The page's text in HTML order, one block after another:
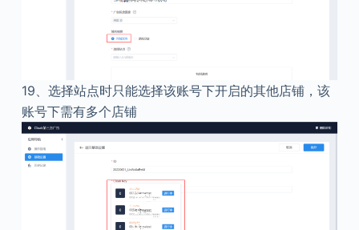
19、 选择站点时只能选择该账号下开启的其他店铺，该
账号下需有多个店铺